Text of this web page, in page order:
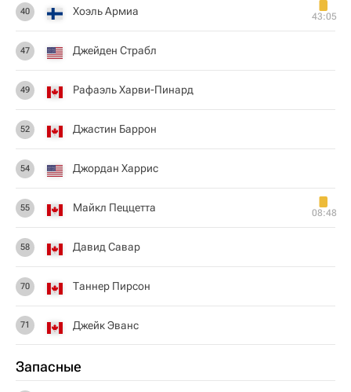
40 Хоэль Армиа 43:05
47 Джейден Страбл
49 Рафаэль Харви-Пинард
52 Джастин Баррон
54 Джордан Харрис
55 Майкл Пеццетта 08:48
58 Давид Савар
70 Таннер Пирсон
71 Джейк Эванс
Запасные